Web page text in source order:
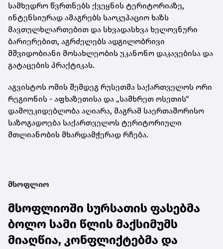
სამხედრო წვრთნებს ქვეყნის ტერიტორიაზე,
ინტენსიურად ამაგრებს საოკუპაციო ხაზს
მავთულხლართებით და სხვადასხვა ხელოვნური
ბარიერებით, აგრძელებს ადგილობრივი
მშვიდობიანი მოსახლეობის უკანონო დაკავებისა და
გატაცების პრაქტიკას.
აგვისტოს ომის შემდეგ რუსეთმა საქართველოს ორი
რეგიონის - აფხაზეთისა და „სამხრეთ ოსეთის“
დამოუკიდებლობა აღიარა, მაგრამ საერთაშორისო
საზოგადოება საქართველოს ტერიტორიული
მთლიანობის მხარდამჭერად რჩება.
მსოფლიო
მსოფლიოში სურსათის ფასებმა
ბოლო სამი წლის მაქსიმუმს
მიაღწია, კონფლიქტებმა და